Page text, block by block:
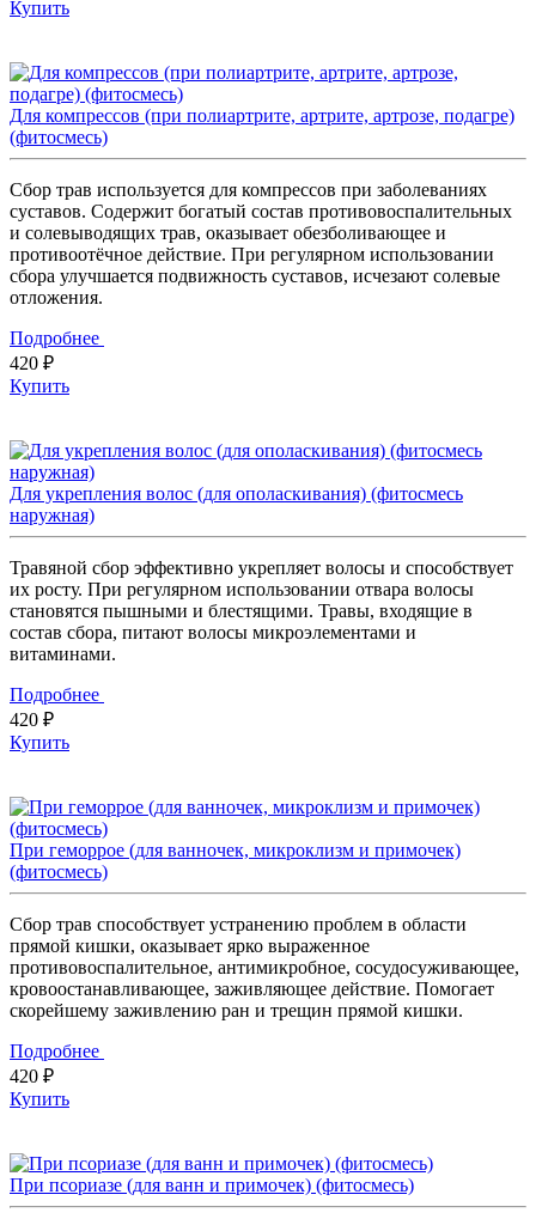
Купить
Для компрессов (при полиартрите, артрите, артрозе, подагре)
(фитосмесь)
Сбор трав используется для компрессов при заболеваниях
суставов. Содержит богатый состав противовоспалительных
и солевыводящих трав, оказывает обезболивающее и
противоотёчное действие. При регулярном использовании
сбора улучшается подвижность суставов, исчезают солевые
отложения.
Подробнее
420 ₽
Купить
Для укрепления волос (для ополаскивания) (фитосмесь
наружная)
Травяной сбор эффективно укрепляет волосы и способствует
их росту. При регулярном использовании отвара волосы
становятся пышными и блестящими. Травы, входящие в
состав сбора, питают волосы микроэлементами и
витаминами.
Подробнее
420 ₽
Купить
При геморрое (для ванночек, микроклизм и примочек)
(фитосмесь)
Сбор трав способствует устранению проблем в области
прямой кишки, оказывает ярко выраженное
противовоспалительное, антимикробное, сосудосуживающее,
кровоостанавливающее, заживляющее действие. Помогает
скорейшему заживлению ран и трещин прямой кишки.
Подробнее
420 ₽
Купить
При псориазе (для ванн и примочек) (фитосмесь)